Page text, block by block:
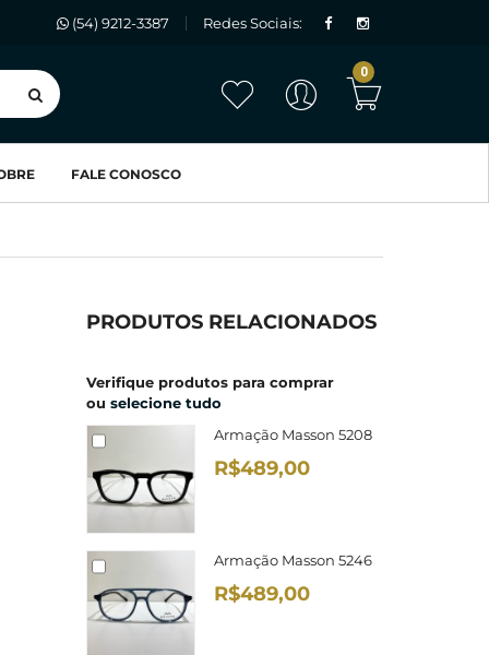
Redes Sociais:
(54) 9212-3387
0
FALE CONOSCO
PRODUTOS RELACIONADOS
Verifique produtos para comprar
ou selecione tudo
Armação Masson 5208
R$489,00
Armação Masson 5246
R$489,00